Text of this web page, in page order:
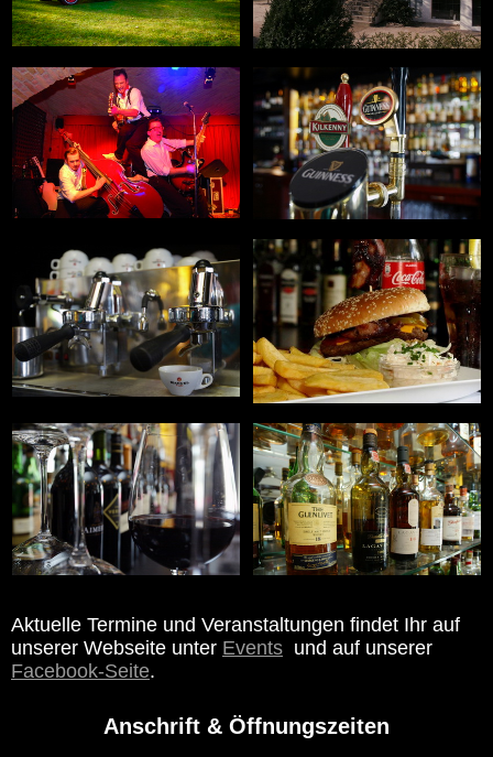
Aktuelle Termine und Veranstaltungen findet Ihr auf
unserer Webseite unter Events und auf unserer
Facebook-Seite.
Anschrift & Öffnungszeiten